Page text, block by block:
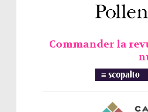
Commander la